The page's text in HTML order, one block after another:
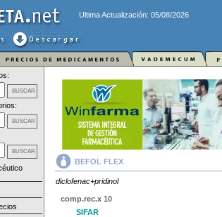
Ultima Actualización: 05/08/2026
BEFOL FLEX
diclofenac+pridinol
comp.rec.x 10
SIFAR